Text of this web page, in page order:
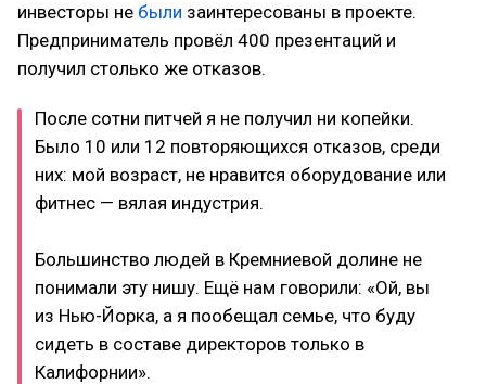
инвесторы не были заинтересованы в проекте.
Предприниматель провёл 400 презентаций и
получил столько же отказов.
После сотни питчей я не получил ни копейки.
Было 10 или 12 повторяющихся отказов, среди
них: мой возраст, не нравится оборудование или
фитнес — вялая индустрия.
Большинство людей в Кремниевой долине не
понимали эту нишу. Ещё нам говорили: «Ой, вы
из Нью-Йорка, а я пообещал семье, что буду
сидеть в составе директоров только в
Калифорнии».